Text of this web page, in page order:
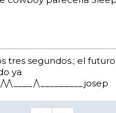
tres segundos.; el
ya
\____/\_________josep